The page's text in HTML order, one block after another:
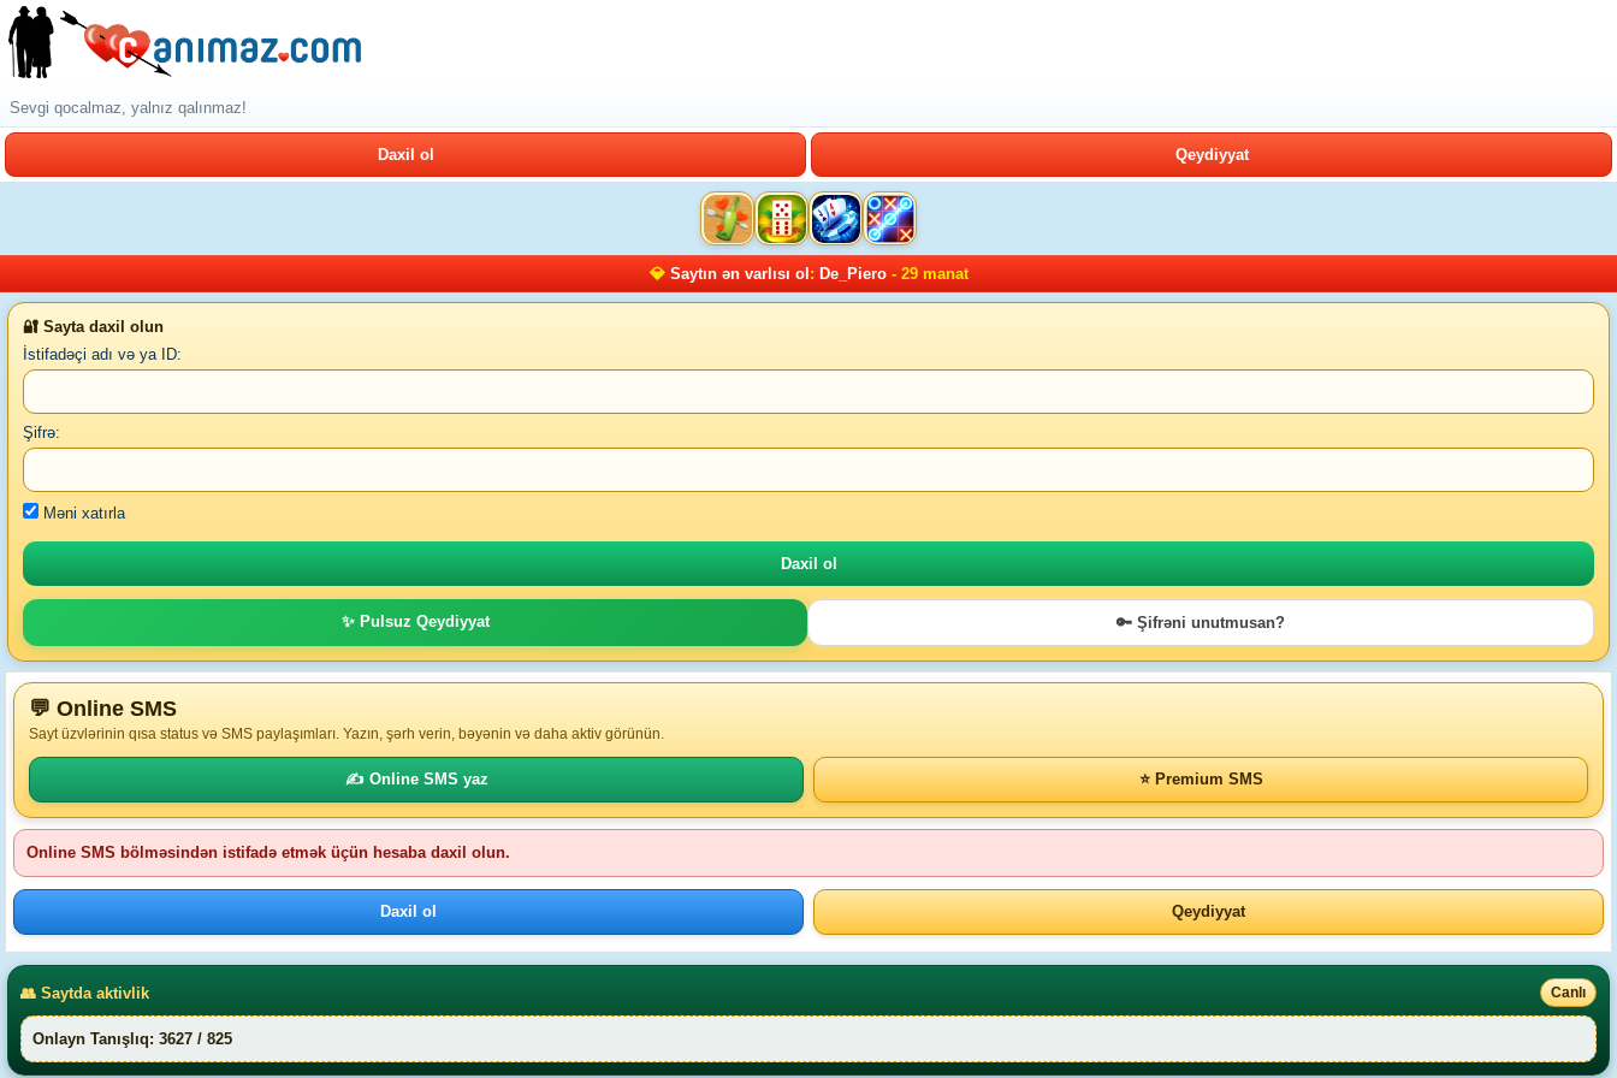
Sevgi qocalmaz, yalnız qalınmaz!
Daxil ol Qeydiyyat
💎 Saytın ən varlısı ol : De_Piero- 29 manat
🔐 Sayta daxil olun
İstifadəçi adı və ya ID:
Şifrə:
Məni xatırla
✨ Pulsuz Qeydiyyat 🔑 Şifrəni unutmusan?
💬 Online SMS
Sayt üzvlərinin qısa status və SMS paylaşımları. Yazın, şərh verin, bəyənin və daha aktiv görünün.
✍️ Online SMS yaz ⭐ Premium SMS
Online SMS bölməsindən istifadə etmək üçün hesaba daxil olun.
Daxil ol Qeydiyyat
👥 Saytda aktivlik Canlı
Onlayn Tanışlıq: 3627 / 825